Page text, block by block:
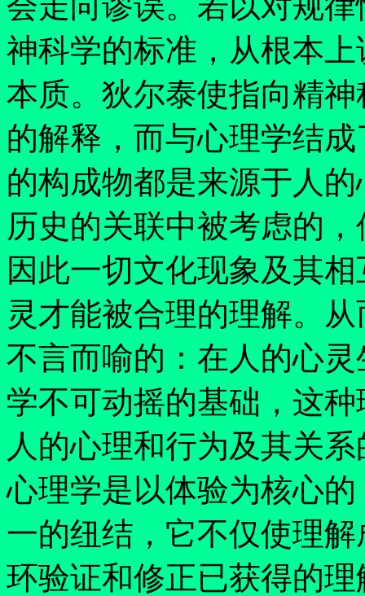
神科学的标准，从根本
本质。狄尔泰使指向精
的解释，而与心理学结
的构成物都是来源于人
历史的关联中被考虑的
因此一切文化现象及其
灵才能被合理的理解。
不言而喻的：在人的心
学不可动摇的基础，这
人的心理和行为及其关
心理学是以体验为核心
一的纽结，它不仅使理
环验证和修正已获得的